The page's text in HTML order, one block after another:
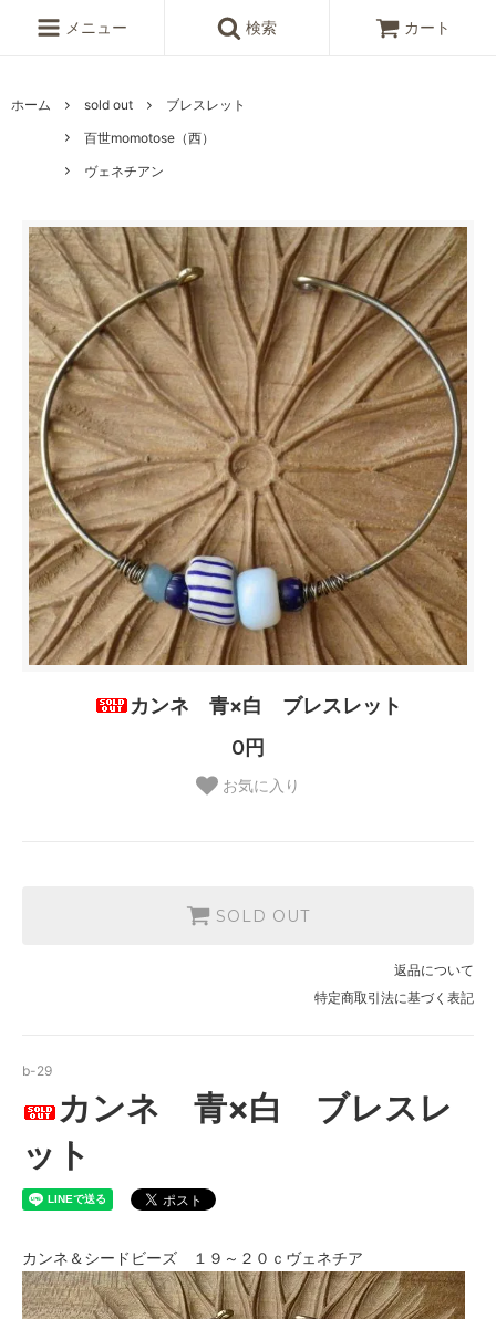
メニュー 検索 カート
ホーム sold out
ブレスレット
百世momotose（西）
ヴェネチアン
カンネ 青×白 ブレスレット
0円
お気に入り
SOLD OUT
返品について
特定商取引法に基づく表記
b-29
カンネ 青×白 ブレスレ
ット
カンネ＆シードビーズ １９～２０ｃヴェネチア